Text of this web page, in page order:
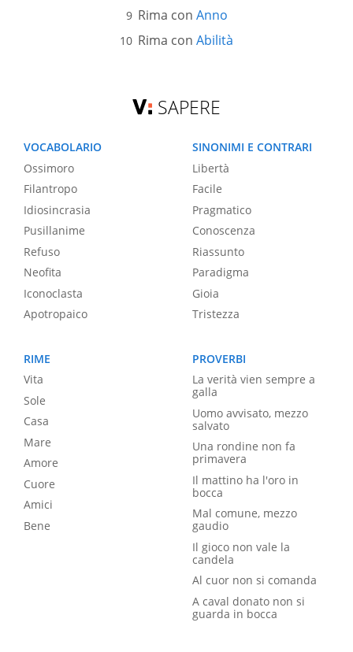
Rima con Anno
Rima con Abilità
SAPERE
VOCABOLARIO
Ossimoro
Filantropo
Idiosincrasia
Pusillanime
Refuso
Neofita
Iconoclasta
Apotropaico
SINONIMI E CONTRARI
Libertà
Facile
Pragmatico
Conoscenza
Riassunto
Paradigma
Gioia
Tristezza
RIME
Vita
Sole
Casa
Mare
Amore
Cuore
Amici
Bene
PROVERBI
La verità vien sempre a
galla
Uomo avvisato, mezzo
salvato
Una rondine non fa
primavera
Il mattino ha l'oro in
bocca
Mal comune, mezzo
gaudio
Il gioco non vale la
candela
Al cuor non si comanda
A caval donato non si
guarda in bocca